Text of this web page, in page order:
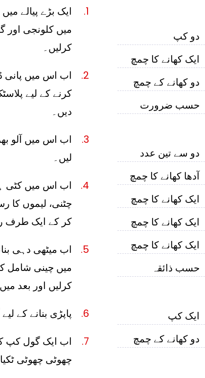
دو کپ
ایک کھانے کا چمچ
دو کھانے کے چمچ
حسب ضرورت
دو سے تین عدد
آدھا کھانے کا چمچ
ایک کھانے کا چمچ
ایک کھانے کا چمچ
ایک کھانے کا چمچ
حسب ذائقہ
ایک کپ
دو کھانے کے چمچ
ایک بڑے پیالے
میں کلونجی
کرلیں۔
اب اس میں پانی
کرنے کے لیے
دیں۔
اب اس میں آلو
لیں۔
اب اس میں کٹی
چٹنی، لیموں کا
کر کے ایک طرف
اب میٹھی دہی
میں چینی شامل
کرلیں اور بعد
پاپڑی بنانے کے
اب ایک گول کپ
چھوٹی چھوٹی